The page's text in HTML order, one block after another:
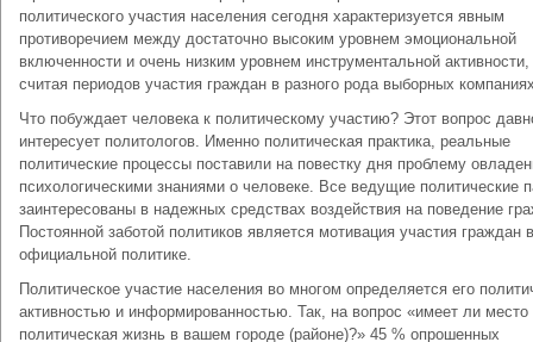
политического участия населения сегодня характеризуется явным
противоречием между достаточно высоким уровнем эмоциональной
включенности и очень низким уровнем инструментальной активности,
считая периодов участия граждан в разного рода выборных
Что побуждает человека к политическому участию? Этот вопрос
интересует политологов. Именно политическая практика, реальные
политические процессы поставили на повестку дня проблему
психологическими знаниями о человеке. Все ведущие политические
заинтересованы в надежных средствах воздействия на поведение
Постоянной заботой политиков является мотивация участия граждан в
официальной политике.
Политическое участие населения во многом определяется его
активностью и информированностью. Так, на вопрос «имеет ли место
политическая жизнь в вашем городе (районе)?» 45 % опрошенных